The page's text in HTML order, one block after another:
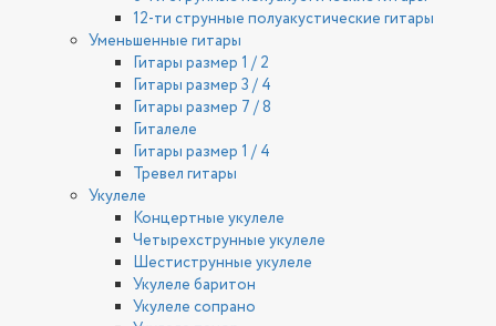
12-ти струнные полуакустические гитары
Уменьшенные гитары
Гитары размер 1 / 2
Гитары размер 3 / 4
Гитары размер 7 / 8
Гиталеле
Гитары размер 1 / 4
Тревел гитары
Укулеле
Концертные укулеле
Четырехструнные укулеле
Шестиструнные укулеле
Укулеле баритон
Укулеле сопрано